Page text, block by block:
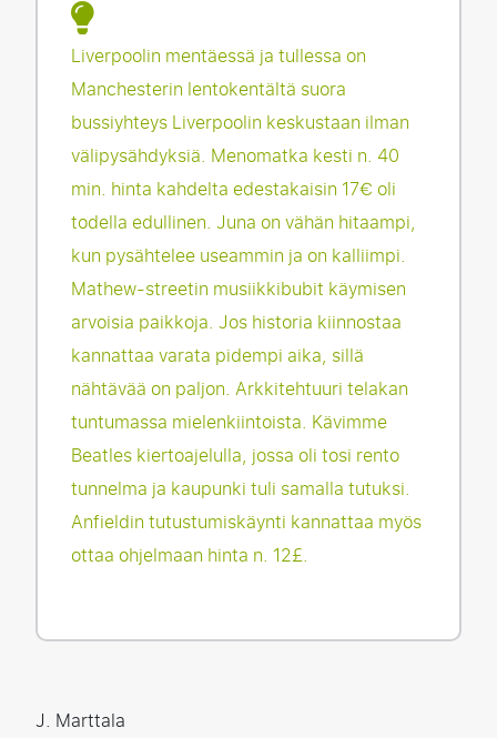
Liverpoolin mentäessä ja tullessa on
Manchesterin lentokentältä suora
bussiyhteys Liverpoolin keskustaan ilman
välipysähdyksiä. Menomatka kesti n. 40
min. hinta kahdelta edestakaisin 17€ oli
todella edullinen. Juna on vähän hitaampi,
kun pysähtelee useammin ja on kalliimpi.
Mathew-streetin musiikkibubit käymisen
arvoisia paikkoja. Jos historia kiinnostaa
kannattaa varata pidempi aika, sillä
nähtävää on paljon. Arkkitehtuuri telakan
tuntumassa mielenkiintoista. Kävimme
Beatles kiertoajelulla, jossa oli tosi rento
tunnelma ja kaupunki tuli samalla tutuksi.
Anfieldin tutustumiskäynti kannattaa myös
ottaa ohjelmaan hinta n. 12£.
J. Marttala